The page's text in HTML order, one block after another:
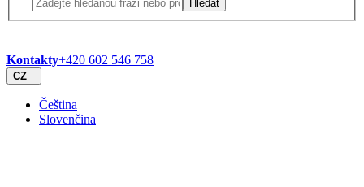
Hledat
Kontakty+420 602 546 758
CZ
Čeština
Slovenčina